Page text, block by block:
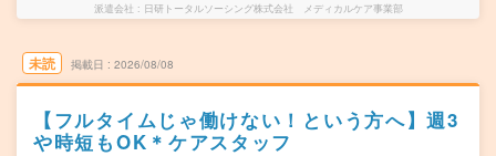
派遣会社 日研トータルソーシング株式会社 メディカルケア事業部
未読 掲載日 2026/08/08
【フルタイムじゃ働けない！という方へ】週3
や時短もOK＊ケアスタッフ